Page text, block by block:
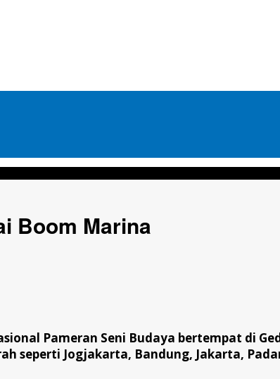
Boom Marina
Pameran Seni Budaya bertempat di
seperti Jogjakarta, Bandung, Jakarta,